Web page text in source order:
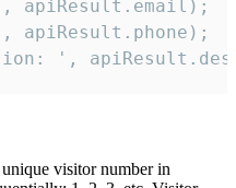
apiResult.email);
apiResult.phone);
',
visitor number in